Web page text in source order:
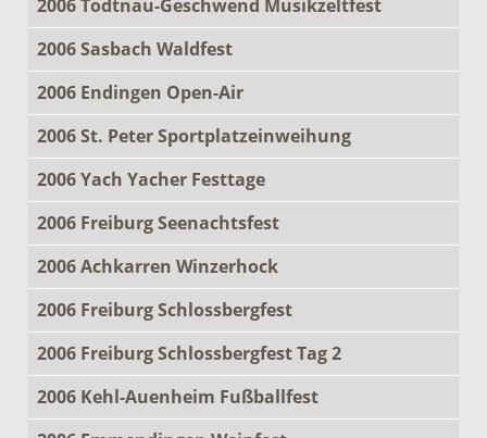
2006 Todtnau-Geschwend Musikzeltfest
2006 Sasbach Waldfest
2006 Endingen Open-Air
2006 St. Peter Sportplatzeinweihung
2006 Yach Yacher Festtage
2006 Freiburg Seenachtsfest
2006 Achkarren Winzerhock
2006 Freiburg Schlossbergfest
2006 Freiburg Schlossbergfest Tag 2
2006 Kehl-Auenheim Fußballfest